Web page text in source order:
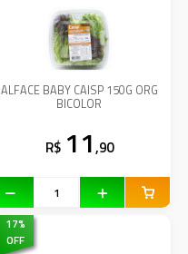
ALFACE BABY CAISP 150G ORG
BICOLOR
R$ 11,90
17%
OFF